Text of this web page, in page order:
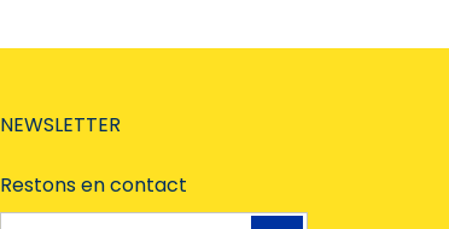
NEWSLETTER
Restons en contact